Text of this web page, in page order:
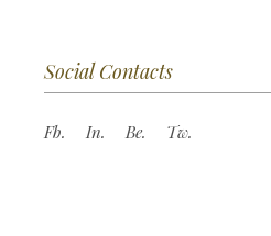
Social Contacts
Fb. In. Be. Tw.